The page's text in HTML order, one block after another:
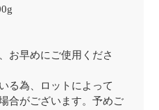
お早めにご使用くださ
る為、ロットによって
合がございます。予めご